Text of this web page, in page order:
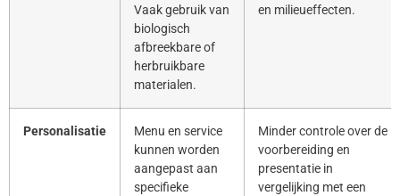
Vaak gebruik van
biologisch
afbreekbare of
herbruikbare
materialen.
en milieueffecten.
Personalisatie
Menu en service
kunnen worden
aangepast aan
specifieke
Minder controle over de
voorbereiding en
presentatie in
vergelijking met een